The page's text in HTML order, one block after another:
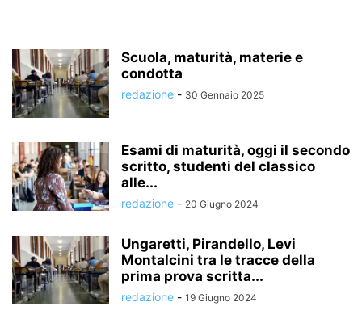
Scuola, maturità, materie e
condotta
redazione - 30 Gennaio 2025
Esami di maturità, oggi il secondo
scritto, studenti del classico
alle...
redazione - 20 Giugno 2024
Ungaretti, Pirandello, Levi
Montalcini tra le tracce della
prima prova scritta...
redazione - 19 Giugno 2024